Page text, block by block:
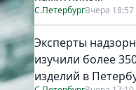
С.ПетербургВчера 18:57
Эксперты
изучили более
изделий в